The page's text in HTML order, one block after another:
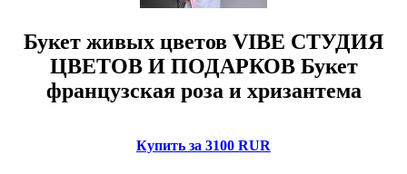
Букет живых цветов VIBE СТУДИЯ
ЦВЕТОВ И ПОДАРКОВ Букет
французская роза и хризантема
Купить за 3100 RUR